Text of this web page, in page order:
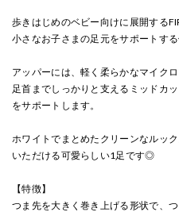
歩きはじめのベビー向けに展開する
小さなお子さまの足元をサポートする
アッパーには、軽く柔らかなマイク
足首までしっかりと支えるミッドカ
をサポートします。
ホワイトでまとめたクリーンなルッ
いただける可愛らしい1足です◎
【特徴】
つま先を大きく巻き上げる形状で、